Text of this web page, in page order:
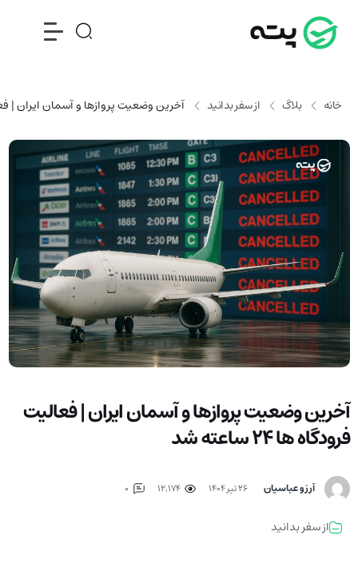
خانه بلاگ از سفر بدانید آخرین وضعیت پروازها و آسمان ایران | فعالیت
آخرین وضعیت پروازها و آسمان ایران | فعالیت
فرودگاه ها 24 ساعته شد
آرزو عباسیان ۲۶ تیر ۱۴۰۴ 12,174
از سفر بدانید